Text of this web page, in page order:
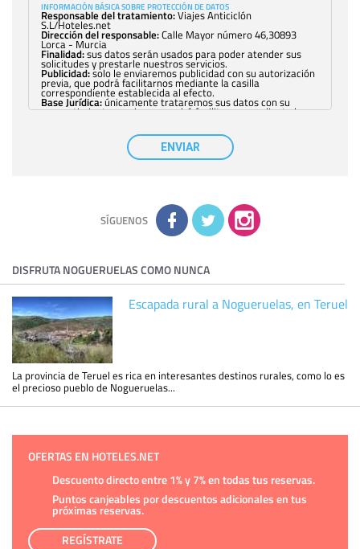
INFORMACIÓN BÁSICA SOBRE PROTECCIÓN DE DATOS
Responsable del tratamiento:Viajes Anticiclón
S.L/Hoteles.net
Dirección del responsable:Calle Mayor número 46,30893
Lorca - Murcia
Finalidad:sus datos serán usados para poder atender sus
solicitudes y prestarle nuestros servicios.
Publicidad:solo le enviaremos publicidad con su autorización
previa, que podrá facilitarnos mediante la casilla
correspondiente establecida al efecto.
Base Jurídica:únicamente trataremos sus datos con su
consentimiento previo, que podrá facilitarnos mediante la
con carácter general, sólo el personal de
nuestra entidad que esté debidamente autorizado podrá
tener conocimiento de la información que le pedimos. No se
comunicarán datos a terceros.
adicional y detallada sobre cómo tratamos sus datos en la
política de privacidad
ENVIAR
SÍGUENOS
DISFRUTA NOGUERUELAS COMO NUNCA
Escapada rural a Nogueruelas, en Teruel
La provincia de Teruel es rica en interesantes destinos rurales, como lo es
el precioso pueblo de Nogueruelas...
OFERTAS EN HOTELES.NET
Descuento directo entre 1% y 7% en todas tus reservas.
Puntos canjeables por descuentos adicionales en tus
próximas reservas.
REGÍSTRATE